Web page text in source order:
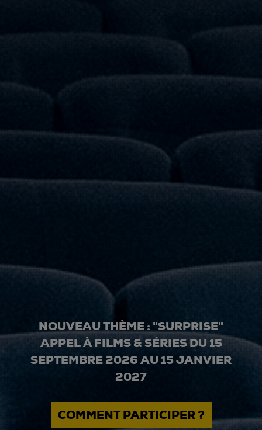
NOUVEAU THÈME : "SURPRISE"
APPEL À FILMS & SÉRIES DU 15
SEPTEMBRE 2026 AU 15 JANVIER
2027
COMMENT PARTICIPER ?